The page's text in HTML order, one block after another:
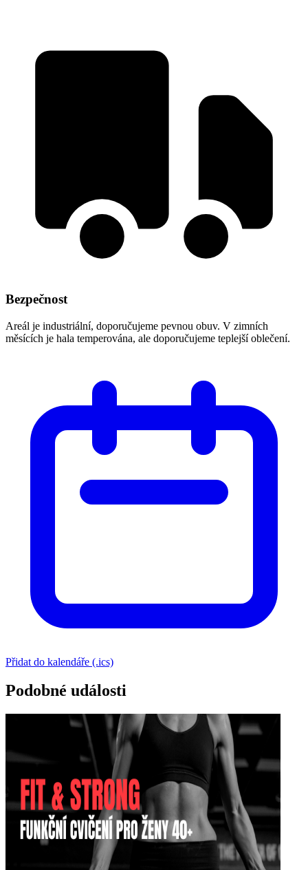
Bezpečnost
Areál je industriální, doporučujeme pevnou obuv. V zimních
měsících je hala temperována, ale doporučujeme teplejší oblečení.
Přidat do kalendáře (.ics)
Podobné události